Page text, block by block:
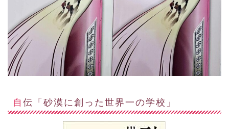
自伝「砂漠に創った世界一の学校」